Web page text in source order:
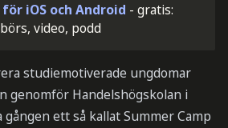
för iOS och Android - gratis:
video, podd
studiemotiverade ungdomar
genomför Handelshögskolan i
ett så kallat Summer Camp